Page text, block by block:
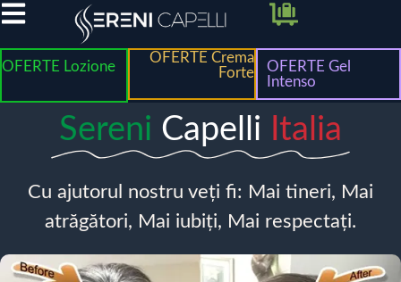
OFERTE Lozione
OFERTE Crema
Forte
OFERTE Gel
Intenso
Sereni Capelli Italia
Cu ajutorul nostru veți fi: Mai tineri, Mai
atrăgători, Mai iubiți, Mai respectați.